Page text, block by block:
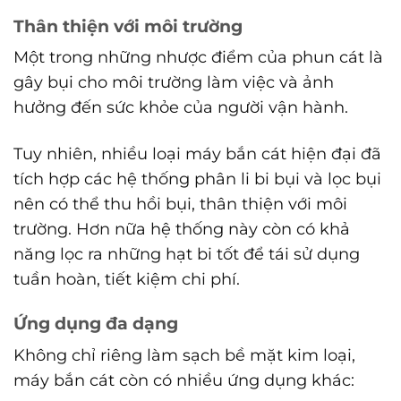
Thân thiện với môi trường
Một trong những nhược điểm của phun cát là
gây bụi cho môi trường làm việc và ảnh
hưởng đến sức khỏe của người vận hành.
Tuy nhiên, nhiều loại máy bắn cát hiện đại đã
tích hợp các hệ thống phân li bi bụi và lọc bụi
nên có thể thu hồi bụi, thân thiện với môi
trường. Hơn nữa hệ thống này còn có khả
năng lọc ra những hạt bi tốt để tái sử dụng
tuần hoàn, tiết kiệm chi phí.
Ứng dụng đa dạng
Không chỉ riêng làm sạch bề mặt kim loại,
máy bắn cát còn có nhiều ứng dụng khác: